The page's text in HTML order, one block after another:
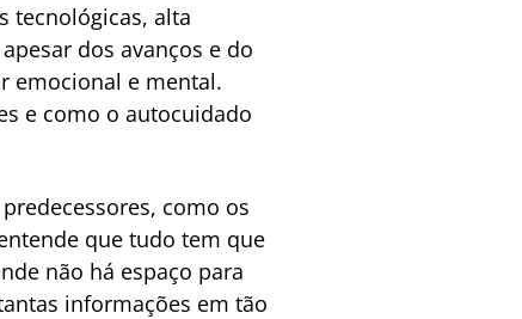
tecnológicas, alta
dos avanços e do
emocional e mental.
e como o autocuidado
como os
que tudo tem que
não há espaço para
informações em tão